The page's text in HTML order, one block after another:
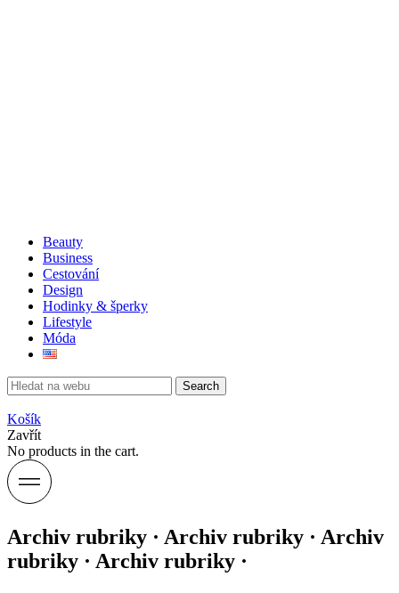
Beauty
Business
Cestování
Design
Hodinky & šperky
Lifestyle
Móda
Search
Košík
Zavřít
No products in the cart.
Archiv rubriky · Archiv rubriky · Archiv
rubriky · Archiv rubriky ·